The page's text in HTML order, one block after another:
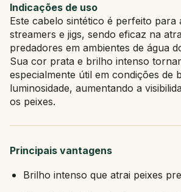
Indicações de uso
Este cabelo sintético é perfeito para
streamers e jigs, sendo eficaz na
predadores em ambientes de água
Sua cor prata e brilho intenso
especialmente útil em condições de
luminosidade, aumentando a
os peixes.
Principais vantagens
Brilho intenso que atrai peixes